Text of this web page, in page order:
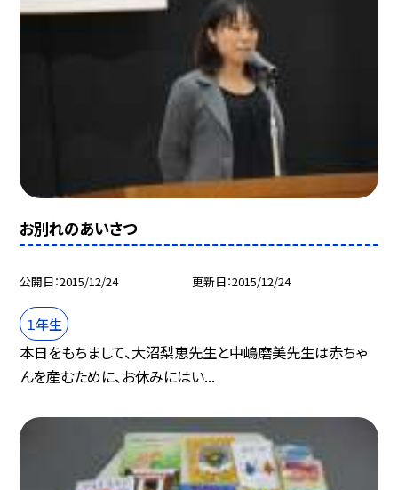
お別れのあいさつ
公開日 2015/12/24 更新日 2015/12/24
１年生
本日をもちまして、大沼梨恵先生と中嶋磨美先生は赤ちゃ
んを産むために、お休みにはい...